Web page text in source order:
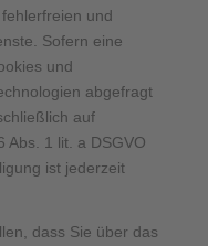
und
Sofern eine
und
abgefragt
auf
Abs. 1 lit. a DSGVO
ist jederzeit
dass Sie über das